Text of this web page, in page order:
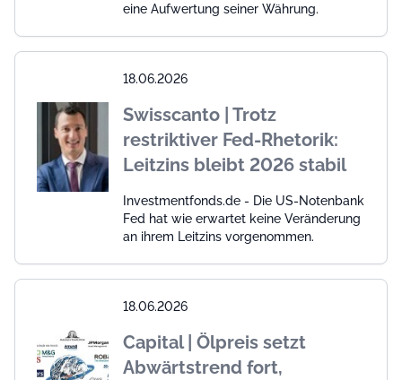
eine Aufwertung seiner Währung.
18.06.2026
Swisscanto | Trotz
restriktiver Fed-Rhetorik:
Leitzins bleibt 2026 stabil
Investmentfonds.de - Die US-Notenbank
Fed hat wie erwartet keine Veränderung
an ihrem Leitzins vorgenommen.
18.06.2026
Capital | Ölpreis setzt
Abwärtstrend fort,